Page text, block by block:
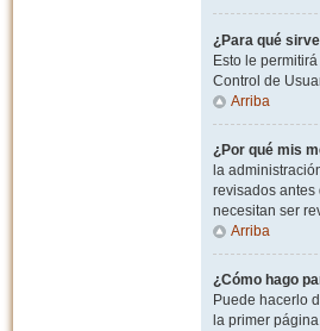
¿Para qué
Esto le
Control de
Arriba
¿Por qué mis
la
revisados antes
necesitan ser
Arriba
¿Cómo hago
Puede hacerlo
la primer